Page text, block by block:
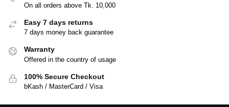
On all orders above Tk. 10,000
Easy 7 days returns
7 days money back guarantee
Warranty
Offered in the country of usage
100% Secure Checkout
bKash / MasterCard / Visa